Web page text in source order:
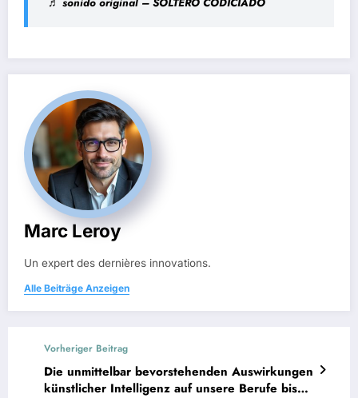
Marc Leroy
Un expert des dernières innovations.
Alle Beiträge Anzeigen
Vorheriger Beitrag
Die unmittelbar bevorstehenden Auswirkungen
künstlicher Intelligenz auf unsere Berufe bis